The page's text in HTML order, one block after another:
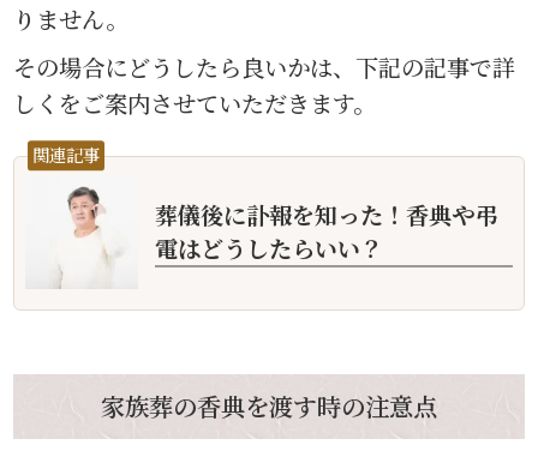
りません。
その場合にどうしたら良いかは、下記の記事で詳
しくをご案内させていただきます。
関連記事
葬儀後に訃報を知った！香典や弔
電はどうしたらいい？
家族葬の香典を渡す時の注意点